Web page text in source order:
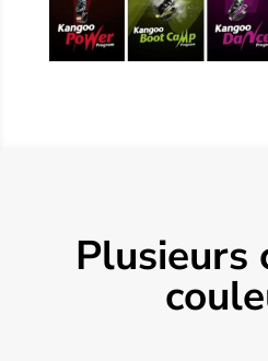
Plusieurs